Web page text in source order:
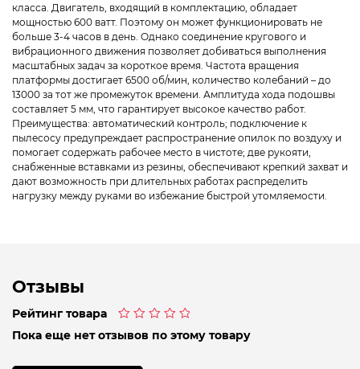
класса. Двигатель, входящий в комплектацию, обладает
мощностью 600 ватт. Поэтому он может функционировать не
больше 3-4 часов в день. Однако соединение кругового и
вибрационного движения позволяет добиваться выполнения
масштабных задач за короткое время. Частота вращения
платформы достигает 6500 об/мин, количество колебаний – до
13000 за тот же промежуток времени. Амплитуда хода подошвы
составляет 5 мм, что гарантирует высокое качество работ.
Преимущества: автоматический контроль; подключение к
пылесосу предупреждает распространение опилок по воздуху и
помогает содержать рабочее место в чистоте; две рукояти,
снабженные вставками из резины, обеспечивают крепкий захват и
дают возможность при длительных работах распределить
нагрузку между руками во избежание быстрой утомляемости.
Отзывы
Рейтинг товара
0
Пока еще нет отзывов по этому товару